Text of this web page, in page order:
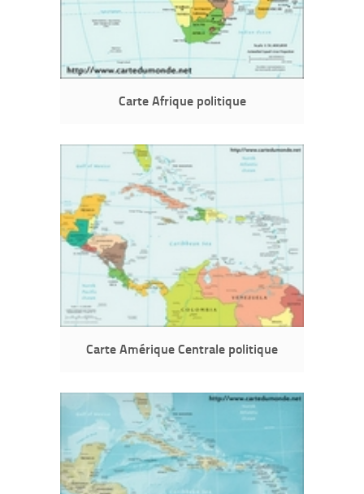
Carte Afrique politique
Carte Amérique Centrale politique